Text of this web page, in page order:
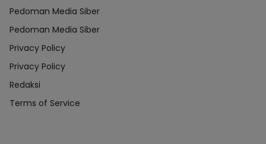
Pedoman Media Siber
Pedoman Media Siber
Privacy Policy
Privacy Policy
Redaksi
Terms of Service